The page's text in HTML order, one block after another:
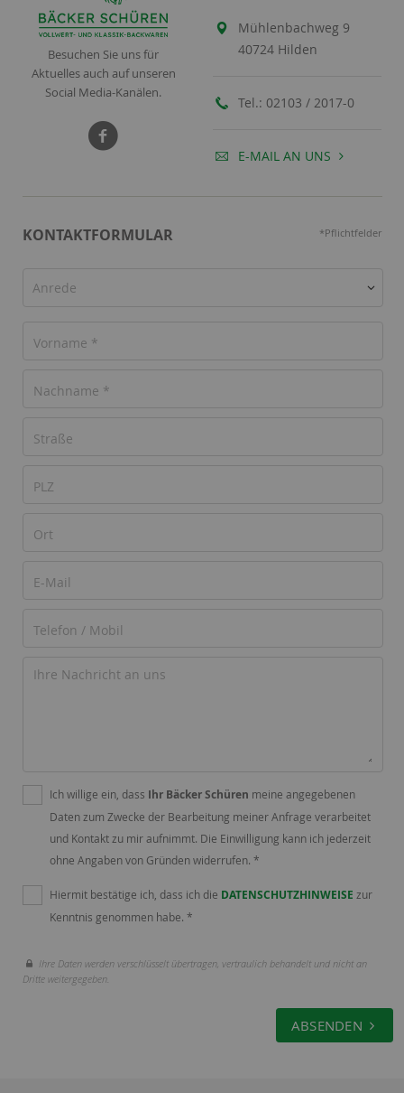
Besuchen Sie uns für
Aktuelles auch auf unseren
Social Media-Kanälen.
Mühlenbachweg 9
40724 Hilden
Tel.: 02103 / 2017-0
E-MAIL AN UNS
KONTAKTFORMULAR *Pflichtfelder
Anrede
Ich willige ein, dass Ihr Bäcker Schüren meine angegebenen
Daten zum Zwecke der Bearbeitung meiner Anfrage verarbeitet
und Kontakt zu mir aufnimmt. Die Einwilligung kann ich jederzeit
ohne Angaben von Gründen widerrufen. *
Hiermit bestätige ich, dass ich die DATENSCHUTZHINWEISE zur
Kenntnis genommen habe. *
Ihre Daten werden verschlüsselt übertragen, vertraulich behandelt und nicht an
Dritte weitergegeben.
ABSENDEN